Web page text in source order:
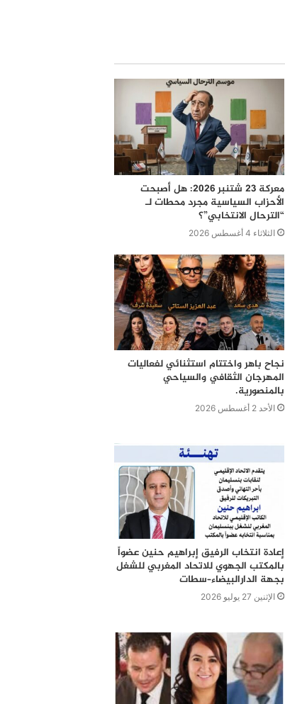
معركة 23 شتنبر 2026: هل أصبحت
الأحزاب السياسية مجرد محطات لـ
“الترحال الانتخابي”؟
الثلاثاء 4 أغسطس 2026
نجاح باهر واختتام استثنائي لفعاليات
المهرجان الثقافي والسياحي
بالمنصورية.
الأحد 2 أغسطس 2026
إعادة انتخاب الرفيق إبراهيم حنين عضواً
بالمكتب الجهوي للاتحاد المغربي للشغل
بجهة الدارالبيضاء–سطات
الإثنين 27 يوليو 2026